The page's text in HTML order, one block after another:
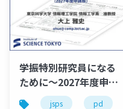
学振特別研究員になる
ために～2027年度申請
版
jsps pd